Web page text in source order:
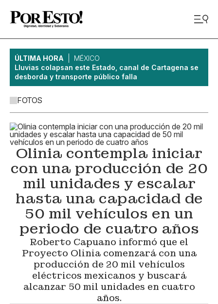
ÚLTIMA HORA
MÉXICO
Lluvias colapsan este Estado, canal de Cartagena se
desborda y transporte público falla
FOTOS
Olinia contempla iniciar
con una producción de 20
mil unidades y escalar
hasta una capacidad de
50 mil vehículos en un
periodo de cuatro años
Roberto Capuano informó que el
Proyecto Olinia comenzará con una
producción de 20 mil vehículos
eléctricos mexicanos y buscará
alcanzar 50 mil unidades en cuatro
años.